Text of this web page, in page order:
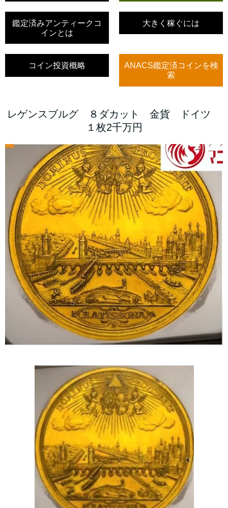
鑑定済みアンティークコ
インとは
大きく稼ぐには
コイン投資概略
ANACS鑑定済コインを検
索
レゲンスブルグ ８ダカット 金貨 ドイツ
１枚2千万円